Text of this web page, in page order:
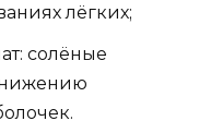
лёгких;
солёные